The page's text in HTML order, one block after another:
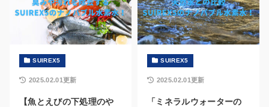
SUIREX5
【魚とえびの下処理のや
2025.02.01更新
SUIREX5
「ミネラルウォーターの
2025.02.01更新